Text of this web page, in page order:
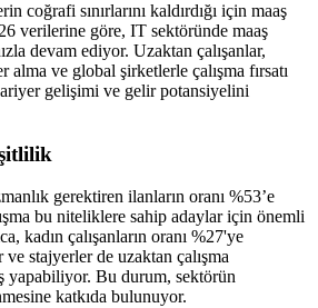
coğrafi sınırlarını kaldırdığı için maaş
verilerine göre, IT sektöründe maaş
devam ediyor. Uzaktan çalışanlar,
alma ve global şirketlerle çalışma fırsatı
gelişimi ve gelir potansiyelini
gerektiren ilanların oranı %53’e
bu niteliklere sahip adaylar için önemli
kadın çalışanların oranı %27'ye
ve stajyerler de uzaktan çalışma
yapabiliyor. Bu durum, sektörün
katkıda bulunuyor.